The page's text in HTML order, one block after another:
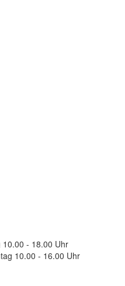
10.00 - 18.00 Uhr
10.00 - 16.00 Uhr